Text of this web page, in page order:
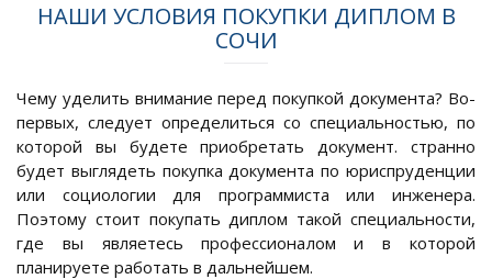
НАШИ УСЛОВИЯ ПОКУПКИ ДИПЛОМ В
СОЧИ
Чему уделить внимание перед покупкой документа? Во-
первых, следует определиться со специальностью, по
которой вы будете приобретать документ. странно
будет выглядеть покупка документа по юриспруденции
или социологии для программиста или инженера.
Поэтому стоит покупать диплом такой специальности,
где вы являетесь профессионалом и в которой
планируете работать в дальнейшем.